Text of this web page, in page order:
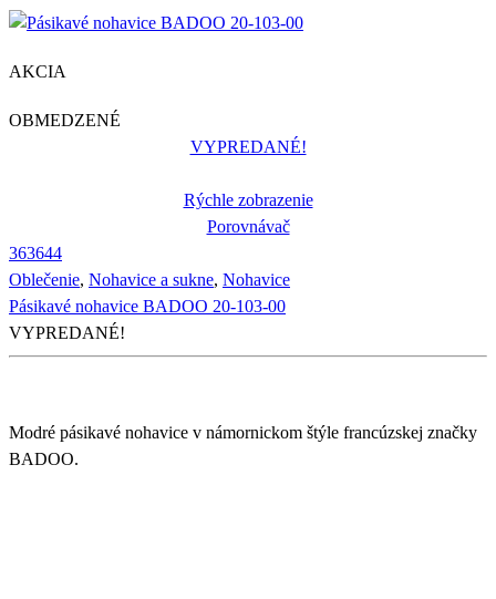
AKCIA
OBMEDZENÉ
VYPREDANÉ!
Rýchle zobrazenie
Porovnávač
363644
Oblečenie, Nohavice a sukne, Nohavice
Pásikavé nohavice BADOO 20-103-00
VYPREDANÉ!
Modré pásikavé nohavice v námornickom štýle francúzskej značky
BADOO.